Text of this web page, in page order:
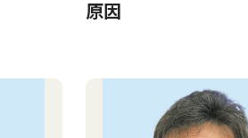
原因